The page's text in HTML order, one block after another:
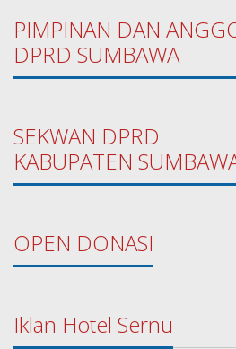
PIMPINAN DAN
DPRD SUMBAWA
SEKWAN DPRD
KABUPATEN
OPEN DONASI
Iklan Hotel Sernu